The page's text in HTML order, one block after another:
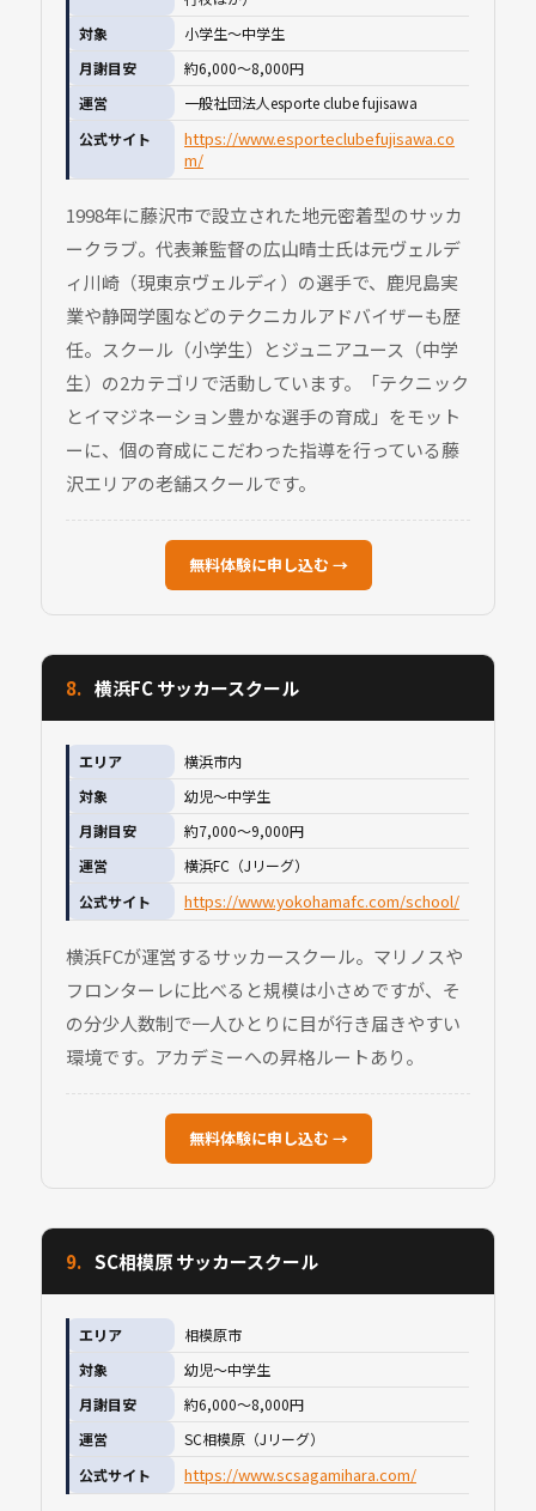
対象
小学生〜中学生
月謝目安
約6,000〜8,000円
運営
一般社団法人esporte clube fujisawa
公式サイト
https://www.esporteclubefujisawa.co
m/
1998年に藤沢市で設立された地元密着型のサッカ
ークラブ。代表兼監督の広山晴士氏は元ヴェルデ
ィ川崎（現東京ヴェルディ）の選手で、鹿児島実
業や静岡学園などのテクニカルアドバイザーも歴
任。スクール（小学生）とジュニアユース（中学
生）の2カテゴリで活動しています。「テクニック
とイマジネーション豊かな選手の育成」をモット
ーに、個の育成にこだわった指導を行っている藤
沢エリアの老舗スクールです。
無料体験に申し込む →
8. 横浜FC サッカースクール
エリア
横浜市内
対象
幼児〜中学生
月謝目安
約7,000〜9,000円
運営
横浜FC（Jリーグ）
公式サイト
https://www.yokohamafc.com/school/
横浜FCが運営するサッカースクール。マリノスや
フロンターレに比べると規模は小さめですが、そ
の分少人数制で一人ひとりに目が行き届きやすい
環境です。アカデミーへの昇格ルートあり。
無料体験に申し込む →
9. SC相模原 サッカースクール
エリア
相模原市
対象
幼児〜中学生
月謝目安
約6,000〜8,000円
運営
SC相模原（Jリーグ）
公式サイト
https://www.scsagamihara.com/